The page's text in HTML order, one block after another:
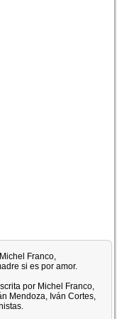
Franco,
si es por amor.
por Michel Franco,
Mendoza, Iván Cortes,